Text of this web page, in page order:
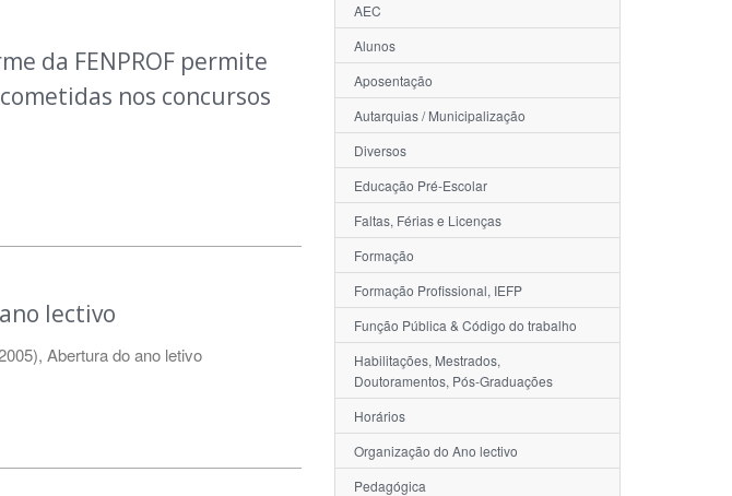
da FENPROF permite
nos concursos
lectivo
, Abertura do ano letivo
AEC
Alunos
Aposentação
Autarquias / Municipalização
Diversos
Educação Pré-Escolar
Faltas, Férias e Licenças
Formação
Formação Profissional, IEFP
Função Pública & Código do trabalho
Habilitações, Mestrados,
Doutoramentos, Pós-Graduações
Horários
Organização do Ano lectivo
Pedagógica